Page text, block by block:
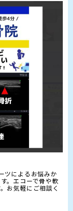
ツによるお悩みか
。エコーで骨や軟
お気軽にご相談く